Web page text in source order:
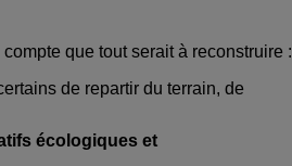
que tout serait à reconstruire :
de repartir du terrain, de
écologiques et